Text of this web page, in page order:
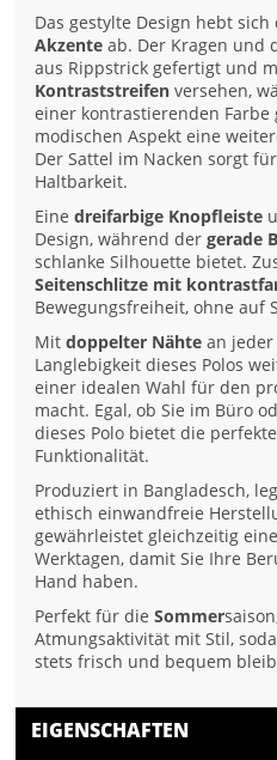
Das gestylte Design hebt
Akzente ab. Der Kragen und
aus Rippstrick gefertigt und
Kontraststreifen versehen,
einer kontrastierenden Farbe
modischen Aspekt eine
Der Sattel im Nacken sorgt
Haltbarkeit.
Einedreifarbige Knopfleiste
Design, während dergerade
schlanke Silhouette bietet.
Seitenschlitze mit
Bewegungsfreiheit, ohne auf
Mitdoppelter Nähte an jeder
Langlebigkeit dieses Polos
einer idealen Wahl für den
macht. Egal, ob Sie im Büro
dieses Polo bietet die
Funktionalität.
Produziert in Bangladesch,
ethisch einwandfreie
gewährleistet gleichzeitig
Werktagen, damit Sie Ihre
Hand haben.
Perfekt für dieSommer
Atmungsaktivität mit Stil,
stets frisch und bequem
EIGENSCHAFTEN